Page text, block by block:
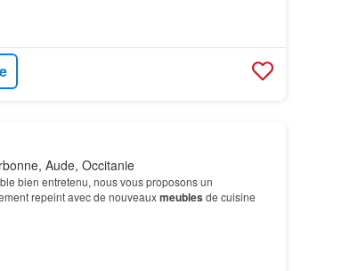
Aude, Occitanie
bien entretenu, nous vous proposons un
repeint avec de nouveauxmeubles de cuisine